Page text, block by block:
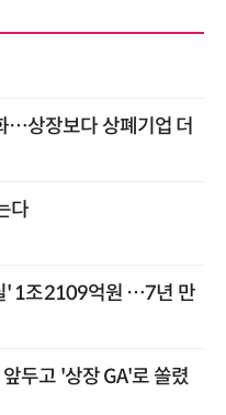
…상장보다 상폐기업 더
다
' 1조2109억원 …7년 만
두고 '상장 GA'로 쏠렸